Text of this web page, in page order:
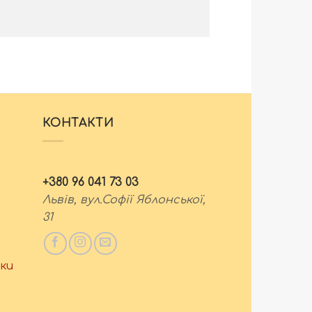
КОНТАКТИ
+380 96 041 73 03
Львів, вул.Софії Яблонської,
31